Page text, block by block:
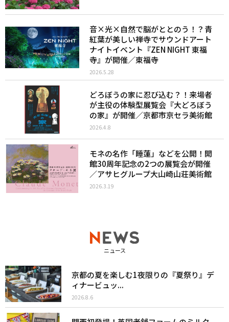
音×光×自然で脳がととのう！？青
紅葉が美しい禅寺でサウンドアート
ナイトイベント『ZEN NIGHT 東福
寺』が開催／東福寺
2026.5.28
どろぼうの家に忍び込む？！来場者
が主役の体験型展覧会『大どろぼう
の家』が開催／京都市京セラ美術館
2026.4.8
モネの名作「睡蓮」などを公開！開
館30周年記念の2つの展覧会が開催
／アサヒグループ大山崎山荘美術館
2026.3.19
ニュース
京都の夏を楽しむ1夜限りの『夏祭り』デ
ィナービュッ...
2026.8.6